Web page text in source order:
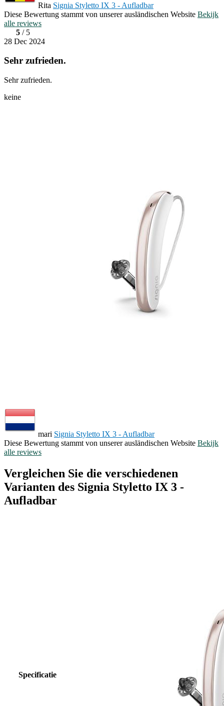
Rita Signia Styletto IX 3 - Aufladbar
Diese Bewertung stammt von unserer ausländischen Website Bekijk
alle reviews
5 / 5
28 Dec 2024
Sehr zufrieden.
Sehr zufrieden.
keine
mari Signia Styletto IX 3 - Aufladbar
Diese Bewertung stammt von unserer ausländischen Website Bekijk
alle reviews
Vergleichen Sie die verschiedenen
Varianten des Signia Styletto IX 3 -
Aufladbar
Specificatie